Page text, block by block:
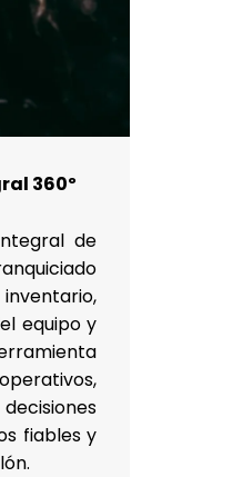
360º
de
equipo y
fiables y